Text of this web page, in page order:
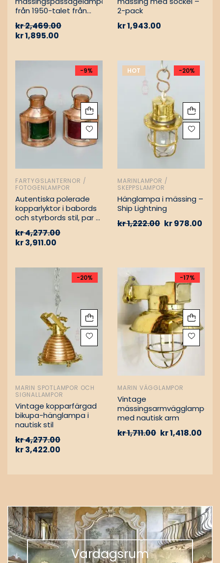
från 1950-talet från
kr2,469.00
kr1,895.00
2-pack
kr1,943.00
-9%
FARTYGSLANTERNOR /
FOTOGENLAMPOR
Autentiska polerade
kopparlyktor i babords
och styrbords stil, par –
oljelampor
kr4,277.00
kr3,911.00
HOT -20%
MARINLAMPOR /
SKEPPSLAMPOR
Hänglampa i mässing –
Ship Lightning
kr1,222.00 kr978.00
-20%
MARIN SPOTLAMPOR OCH
SIGNALLAMPOR
Vintage kopparfärgad
bikupa-hänglampa i
nautisk stil
kr4,277.00
kr3,422.00
-17%
MARIN VÄGGLAMPOR
Vintage
mässingsarmvägglampa
med nautisk arm
kr1,711.00 kr1,418.00
Vardagsrum